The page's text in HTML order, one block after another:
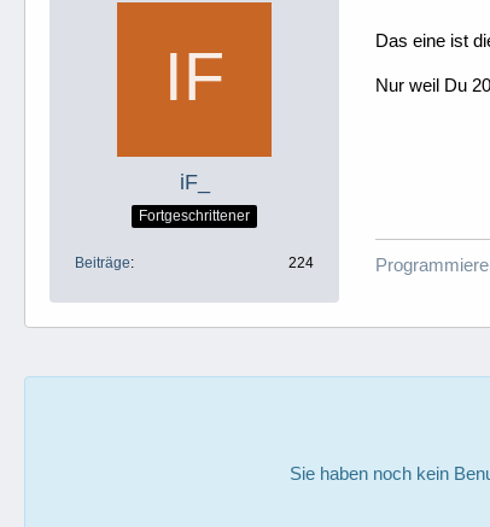
iF_
Fortgeschrittener
Beiträge 224
Das eine ist
Nur weil Du
Sie haben noch kein